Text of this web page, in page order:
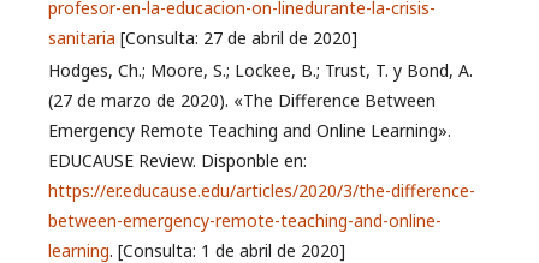
profesor-en-la-educacion-on-linedurante-la-crisis-
sanitaria [Consulta: 27 de abril de 2020]
Hodges, Ch.; Moore, S.; Lockee, B.; Trust, T. y Bond, A.
(27 de marzo de 2020). «The Difference Between
Emergency Remote Teaching and Online Learning».
EDUCAUSE Review. Disponble en:
https://er.educause.edu/articles/2020/3/the-difference-
between-emergency-remote-teaching-and-online-
learning. [Consulta: 1 de abril de 2020]